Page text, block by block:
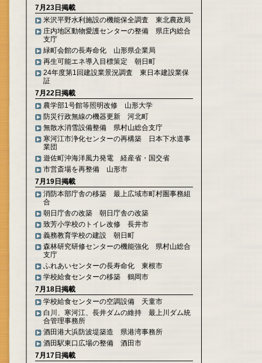
7月23日掲載
米沢平野水利施設の機能保全調査 東北農政局
庄内地区動物愛護センターの整備 県庄内総合
支庁
緑町会館の長寿命化 山形県企業局
再生可能エネ導入目標策定 朝日町
24年度第1回建設業景況調査 東日本建設業保
証
7月22日掲載
農学部1号館等照明改修 山形大学
防災行政無線の機器更新 河北町
無散水消雪設備整備 県村山総合支庁
寒河江市浄化センターの再構築 日本下水道事
業団
遊佐町沖海洋風力発電 経産省・国交省
市営斎場を再整備 山形市
7月19日掲載
消防本部庁舎の移築 最上広域市町村圏事務組
合
朝日庁舎の改築 朝日庁舎の改築
致芳小学校のトイレ改修 長井市
義務教育学校の建設 朝日町
森林研究研修センターの機能強化 県村山総合
支庁
ふれあいセンターの長寿命化 東根市
学校給食センターの移築 鶴岡市
7月18日掲載
学校給食センターの空調設備 天童市
白川、寒河江、長井ダムの維持 最上川ダム統
合管理事務所
酒田港大浜防波堤築造 県港湾事務所
酒田駅東口広場の整備 酒田市
7月17日掲載